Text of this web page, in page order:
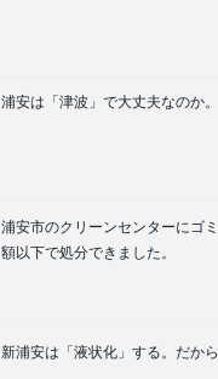
浦安は「津波」で大丈夫なのか。
浦安市のクリーンセンターにゴ
額以下で処分できました。
新浦安は「液状化」する。だか